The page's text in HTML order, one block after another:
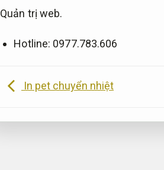
Quản trị web.
Hotline: 0977.783.606
In pet chuyển nhiệt